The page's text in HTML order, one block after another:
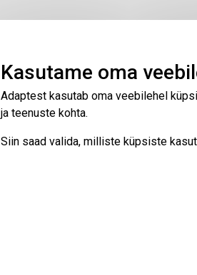
Kasutame oma
Adaptest kasutab oma veebilehel
ja teenuste kohta.
Siin saad valida, milliste küpsiste